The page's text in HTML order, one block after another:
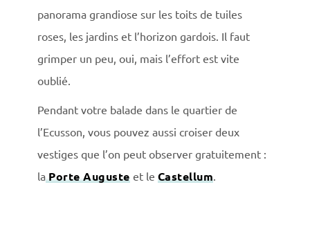
panorama grandiose sur les toits de tuiles
roses, les jardins et l’horizon gardois. Il faut
grimper un peu, oui, mais l’effort est vite
oublié.
Pendant votre balade dans le quartier de
l’Ecusson, vous pouvez aussi croiser deux
vestiges que l’on peut observer gratuitement :
laPorte Auguste et le Castellum.